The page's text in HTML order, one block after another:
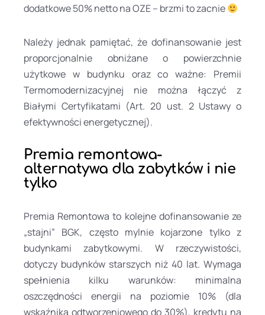
dodatkowe 50% netto na OZE – brzmi to zacnie
Należy jednak pamiętać, że dofinansowanie jest
proporcjonalnie obniżane o powierzchnie
użytkowe w budynku oraz co ważne: Premii
Termomodernizacyjnej nie można łączyć z
Białymi Certyfikatami (Art. 20 ust. 2 Ustawy o
efektywności energetycznej).
Premia remontowa-
alternatywa dla zabytków i nie
tylko
Premia Remontowa to kolejne dofinansowanie ze
„stajni” BGK, często mylnie kojarzone tylko z
budynkami zabytkowymi. W rzeczywistości,
dotyczy budynków starszych niż 40 lat. Wymaga
spełnienia kilku warunków: minimalna
oszczędności energii na poziomie 10% (dla
wskaźnika odtworzeniowego do 30%), kredytu na